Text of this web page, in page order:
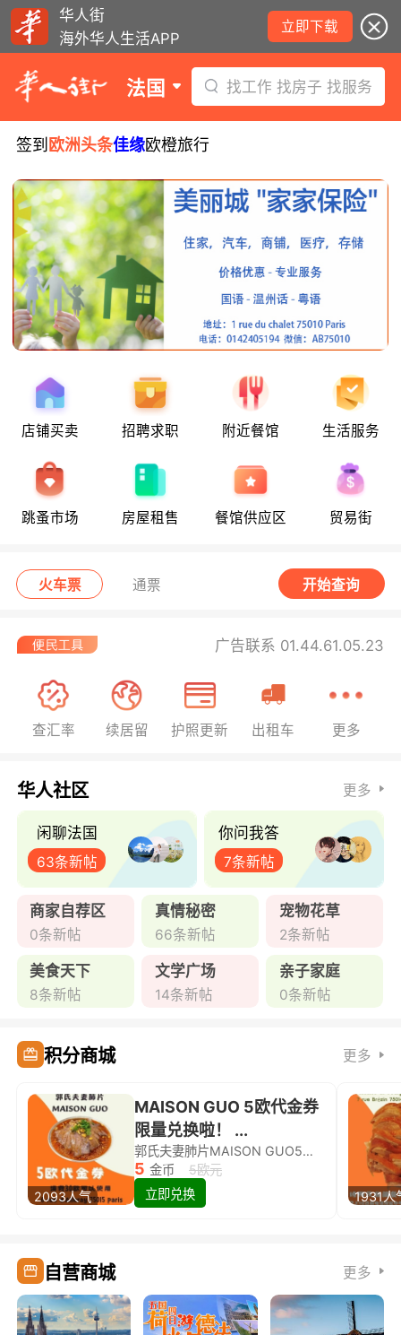
华人街
海外华人生活APP
立即下载
法国 找工作 找房子 找服务
签到 欧洲头条佳缘欧橙旅行
店铺买卖 招聘求职 附近餐馆 生活服务
跳蚤市场 房屋租售 餐馆供应区 贸易街
火车票 通票 开始查询
广告联系 01.44.61.05.23
查汇率 续居留 护照更新 出租车 更多
华人社区 更多
闲聊法国
63条新帖
你问我答
7条新帖
商家自荐区
0条新帖
真情秘密
66条新帖
宠物花草
2条新帖
美食天下
8条新帖
文学广场
14条新帖
亲子家庭
0条新帖
积分商城 更多
2093人气
MAISON GUO 5欧代金券
限量兑换啦！ ...
郭氏夫妻肺片MAISON GUO5欧代金券限量兑换啦！
5 金币
5欧元
立即兑换
1931人
自营商城 更多